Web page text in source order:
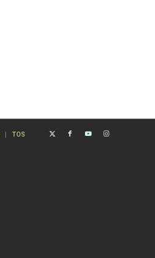
TOS